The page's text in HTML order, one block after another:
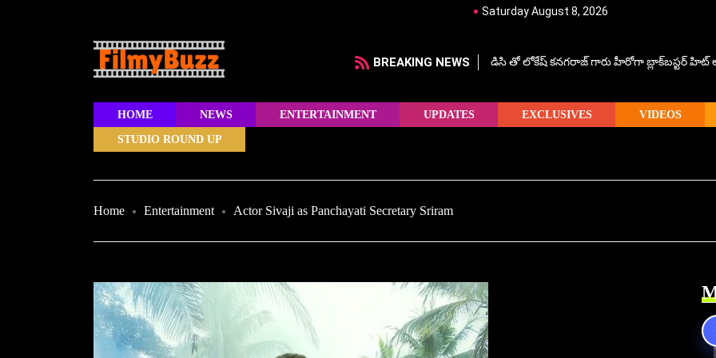
Saturday August 8, 2026
BREAKING NEWS డిసి తో లోకేష్ కనగరాజ్ గారు హీరోగా బ్లాక్‌బస్టర్ హిట్
HOME NEWS ENTERTAINMENT UPDATES EXCLUSIVES VIDEOS
STUDIO ROUND UP
Home Entertainment Actor Sivaji as Panchayati Secretary Sriram